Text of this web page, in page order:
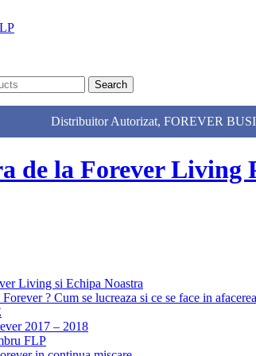
Distribuitor Autorizat, FOREVER
de la Forever Living
Living si Echipa Noastra
Forever ? Cum se lucreaza si ce se face in
2017 – 2018
FLP